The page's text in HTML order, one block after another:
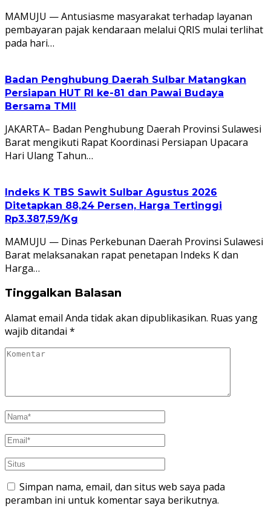
MAMUJU — Antusiasme masyarakat terhadap layanan
pembayaran pajak kendaraan melalui QRIS mulai terlihat
pada hari…
Badan Penghubung Daerah Sulbar Matangkan
Persiapan HUT RI ke-81 dan Pawai Budaya
Bersama TMII
JAKARTA– Badan Penghubung Daerah Provinsi Sulawesi
Barat mengikuti Rapat Koordinasi Persiapan Upacara
Hari Ulang Tahun…
Indeks K TBS Sawit Sulbar Agustus 2026
Ditetapkan 88,24 Persen, Harga Tertinggi
Rp3.387,59/Kg
MAMUJU — Dinas Perkebunan Daerah Provinsi Sulawesi
Barat melaksanakan rapat penetapan Indeks K dan
Harga…
Tinggalkan Balasan
Alamat email Anda tidak akan dipublikasikan. Ruas yang
wajib ditandai *
Simpan nama, email, dan situs web saya pada
peramban ini untuk komentar saya berikutnya.